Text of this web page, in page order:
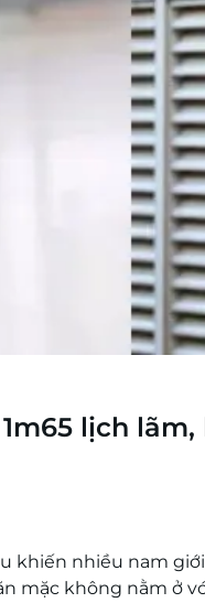
lịch
khiến nhiều nam
mặc không nằm ở